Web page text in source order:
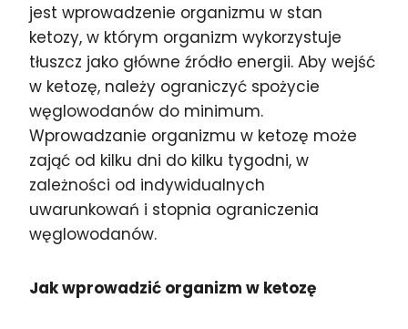
jest wprowadzenie organizmu w stan
ketozy, w którym organizm wykorzystuje
tłuszcz jako główne źródło energii. Aby wejść
w ketozę, należy ograniczyć spożycie
węglowodanów do minimum.
Wprowadzanie organizmu w ketozę może
zająć od kilku dni do kilku tygodni, w
zależności od indywidualnych
uwarunkowań i stopnia ograniczenia
węglowodanów.
Jak wprowadzić organizm w ketozę